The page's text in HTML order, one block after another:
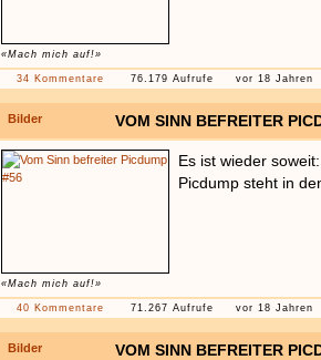
«Mach mich auf!»
34 Kommentare 76.179 Aufrufe vor 18 Jahren
Bilder VOM SINN BEFREITER
«Mach mich auf!»
Es ist wieder
Picdump steht in
40 Kommentare 71.267 Aufrufe vor 18 Jahren
Bilder VOM SINN BEFREITER